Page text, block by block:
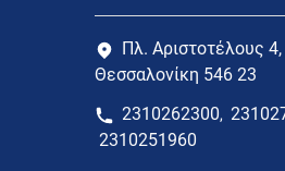
Πλ. Αριστοτέλους 4,
Θεσσαλονίκη 546 23
2310262300,
2310251960